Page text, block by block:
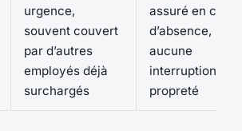
urgence,
souvent couvert
par d’autres
employés déjà
surchargés
assuré en cas
d’absence,
aucune
interruption de
propreté